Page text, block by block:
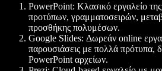
PowerPoint: Κλασικό εργαλείο
προτύπων, γραμματοσειρών,
προσθήκης πολυμέσων.
Google Slides: Δωρεάν online
παρουσιάσεις με πολλά πρότυπα,
PowerPoint αρχείων.